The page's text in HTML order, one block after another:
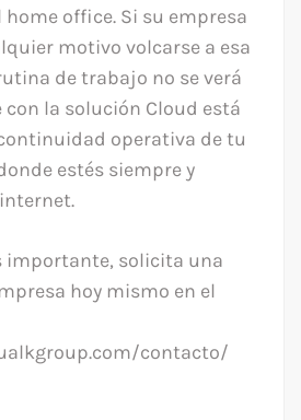
office. Si su empresa
motivo volcarse a esa
de trabajo no se verá
con la solución Cloud está
operativa de tu
estés siempre y
importante, solicita una
hoy mismo en el
contacto/